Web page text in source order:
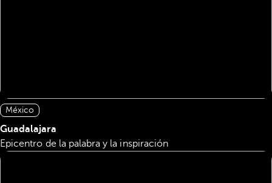
México
Guadalajara
Epicentro de la palabra y la inspiración